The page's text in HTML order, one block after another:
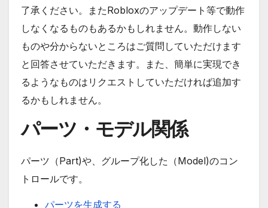
了承ください。またRobloxのアップデート等で動作
しなくなるものもあるかもしれません。動作しない
ものや分からないところはご質問していただけます
と回答させていただきます。また、簡単に実現でき
るようなものはリクエストしていただければ追加す
るかもしれません。
パーツ・モデル関係
パーツ（Part)や、グループ化した（Model)のコン
トロールです。
パーツを生成する